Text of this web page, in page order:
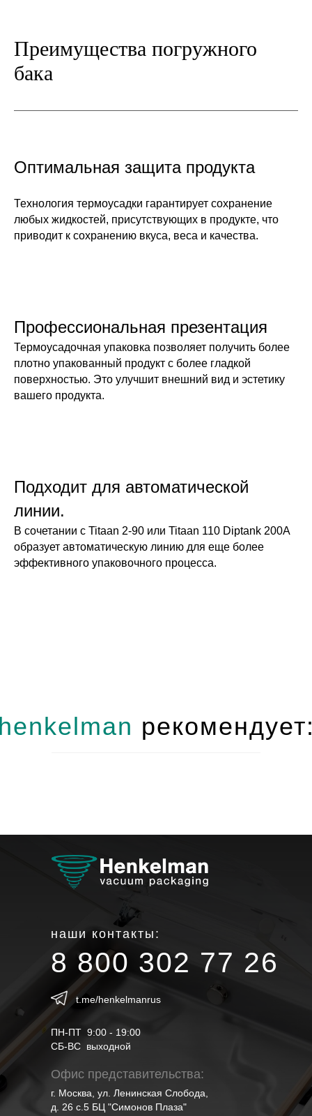
Преимущества погружного
бака
Оптимальная защита продукта
Технология термоусадки гарантирует сохранение
любых жидкостей, присутствующих в продукте, что
приводит к сохранению вкуса, веса и качества.
Профессиональная презентация
Термоусадочная упаковка позволяет получить более
плотно упакованный продукт с более гладкой
поверхностью. Это улучшит внешний вид и эстетику
вашего продукта.
Подходит для автоматической
линии.
В сочетании с Titaan 2-90 или Titaan 110 Diptank 200A
образует автоматическую линию для еще более
эффективного упаковочного процесса.
наши контакты:
8 800 302 77 26
Офис представительства:
г. Москва, ул. Ленинская Слобода,
д. 26 с.5 БЦ "Симонов Плаза"
ПН-ПТ 9:00 - 19:00
СБ-ВС выходной
t.me/henkelmanrus